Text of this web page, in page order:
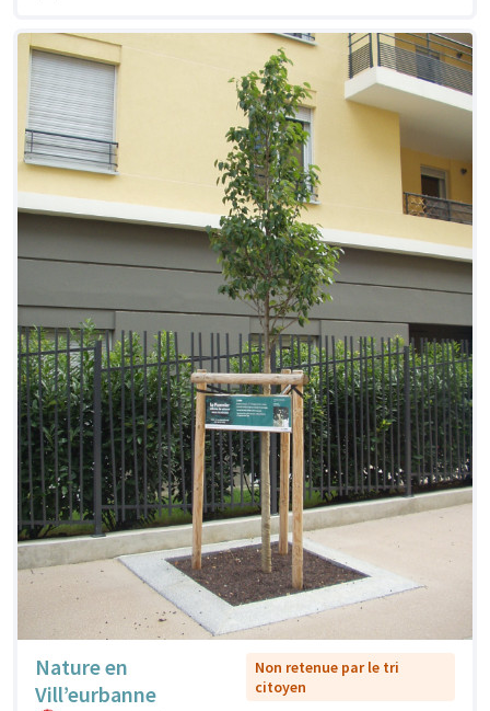
Nature en
Vill’eurbanne
Non retenue par le tri
citoyen